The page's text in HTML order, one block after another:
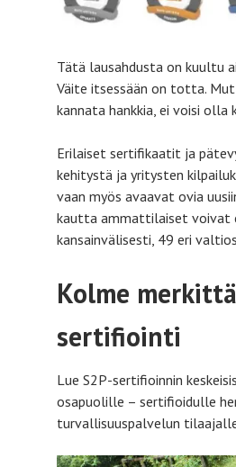
Tätä lausahdusta on kuultu
Väite itsessään on totta.
kannata hankkia, ei voisi
Erilaiset sertifikaatit ja
kehitystä ja yritysten
vaan myös avaavat ovia
kautta ammattilaiset voivat
kansainvälisesti, 49 eri
Kolme
sertifiointi
Lue S2P-sertifioinnin
osapuolille – sertifioidulle
turvallisuuspalvelun